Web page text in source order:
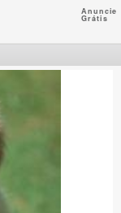
Anuncie
Grátis